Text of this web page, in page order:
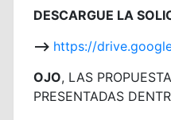
DESCARGUE LA
—> https://
OJO, LAS
PRESENTADAS